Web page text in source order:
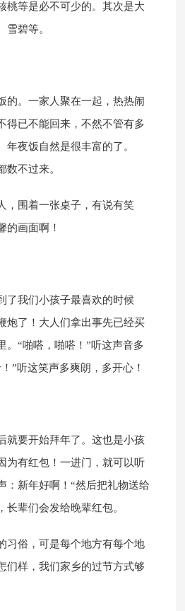
桃等是必不可少的。其次是大
雪碧等。
的。一家人聚在一起，热热闹
得已不能回来，不然不管有多
年夜饭自然是很丰富的了。
数不过来。
，围着一张桌子，有说有笑
的画面啊！
了我们小孩子最喜欢的时候
炮了！大人们拿出事先已经买
。“啪嗒，啪嗒！”听这声音多
”听这笑声多爽朗，多开心！
就要开始拜年了。这也是小孩
为有红包！一进门，就可以听
：新年好啊！“然后把礼物送给
长辈们会发给晚辈红包。
习俗，可是每个地方有每个地
们样，我们家乡的过节方式够